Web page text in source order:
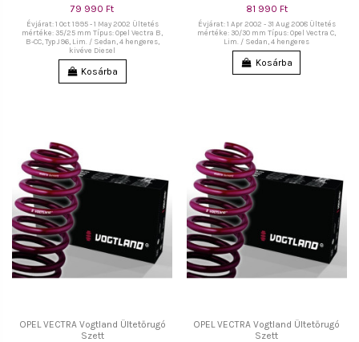
79 990 Ft
Évjárat: 1 Oct 1995 - 1 May 2002 Ültetés
mértéke: 35/25 mm Típus: Opel Vectra B,
B-CC, Typ J96, Lim. / Sedan, 4 hengeres,
kivéve Diesel
Kosárba
81 990 Ft
Évjárat: 1 Apr 2002 - 31 Aug 2008 Ültetés
mértéke: 30/30 mm Típus: Opel Vectra C,
Lim. / Sedan, 4 hengeres
Kosárba
OPEL VECTRA Vogtland Ültetőrugó
Szett
OPEL VECTRA Vogtland Ültetőrugó
Szett